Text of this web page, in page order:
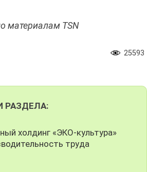
материалам TSN
25593
РАЗДЕЛА:
холдинг «ЭКО-культура»
труда